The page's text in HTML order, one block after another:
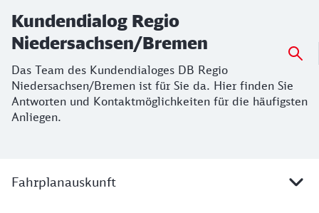
Kundendialog Regio
Niedersachsen/Bremen
Das Team des Kundendialoges DB Regio
Niedersachsen/Bremen ist für Sie da. Hier finden Sie
Antworten und Kontaktmöglichkeiten für die häufigsten
Anliegen.
Fahrplanauskunft